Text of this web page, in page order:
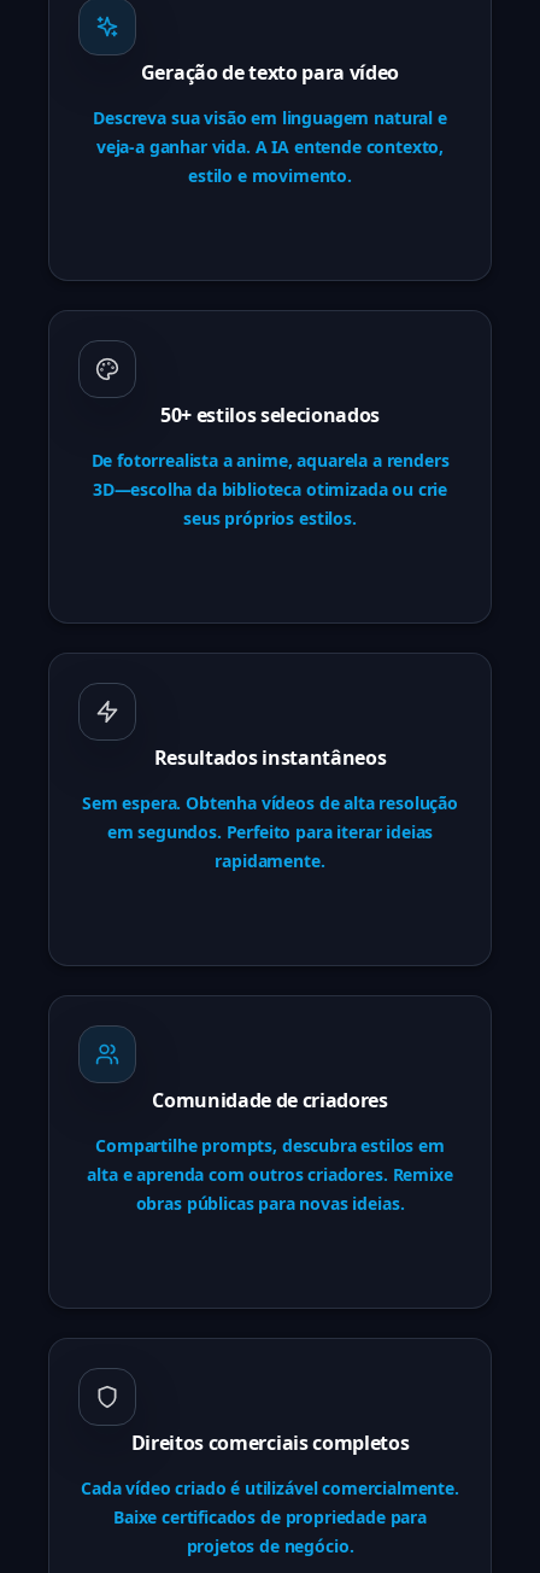
Geração de texto para vídeo
Descreva sua visão em linguagem natural e
veja-a ganhar vida. A IA entende contexto,
estilo e movimento.
50+ estilos selecionados
De fotorrealista a anime, aquarela a renders
3D—escolha da biblioteca otimizada ou crie
seus próprios estilos.
Resultados instantâneos
Sem espera. Obtenha vídeos de alta resolução
em segundos. Perfeito para iterar ideias
rapidamente.
Comunidade de criadores
Compartilhe prompts, descubra estilos em
alta e aprenda com outros criadores. Remixe
obras públicas para novas ideias.
Direitos comerciais completos
Cada vídeo criado é utilizável comercialmente.
Baixe certificados de propriedade para
projetos de negócio.